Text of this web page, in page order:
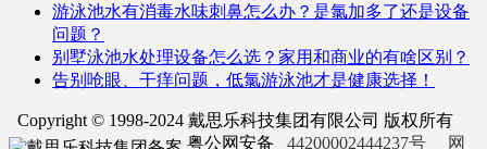
游泳池水有消毒水味刺鼻怎么办？是氯加多了还是设备
问题？
别墅泳池水处理设备怎么选？家用和商业的有啥区别？
告别呛眼、干痒问题，低氯游泳池才是健康选择！
Copyright © 1998-2024 戴思乐科技集团有限公司 版权所有
粤公网安备 44200002444237号 网